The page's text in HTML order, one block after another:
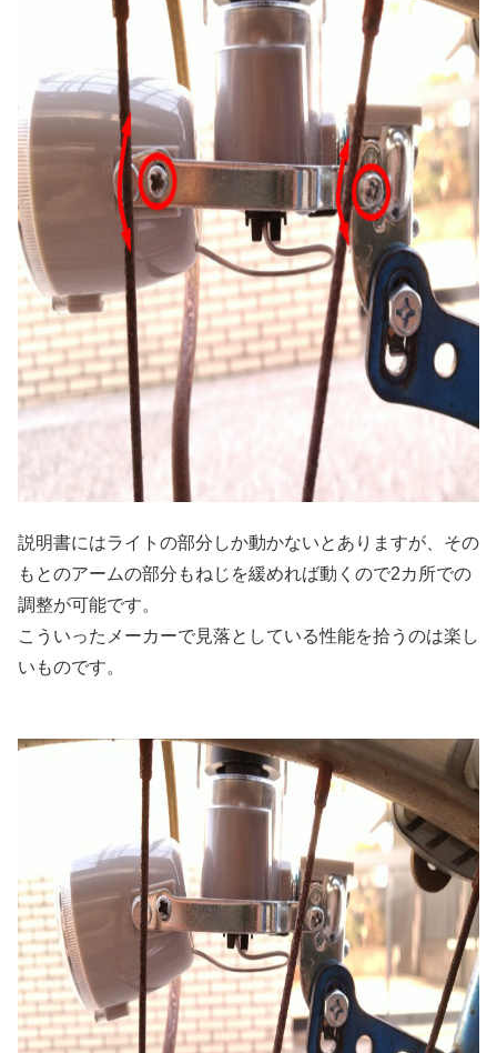
説明書にはライトの部分しか動かないとありますが、その
もとのアームの部分もねじを緩めれば動くので2カ所での
調整が可能です。
こういったメーカーで見落としている性能を拾うのは楽し
いものです。